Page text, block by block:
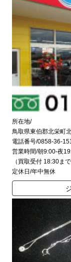
所在地/
鳥取県東伯郡北栄町
電話番号/0858-36-
営業時間/朝9:00-夜
（買取受付 18:30まで
定休日/年中無休